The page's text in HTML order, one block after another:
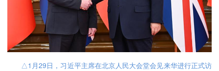
△1月29日，习近平主席在北京人民大会堂会见来华进行正式访